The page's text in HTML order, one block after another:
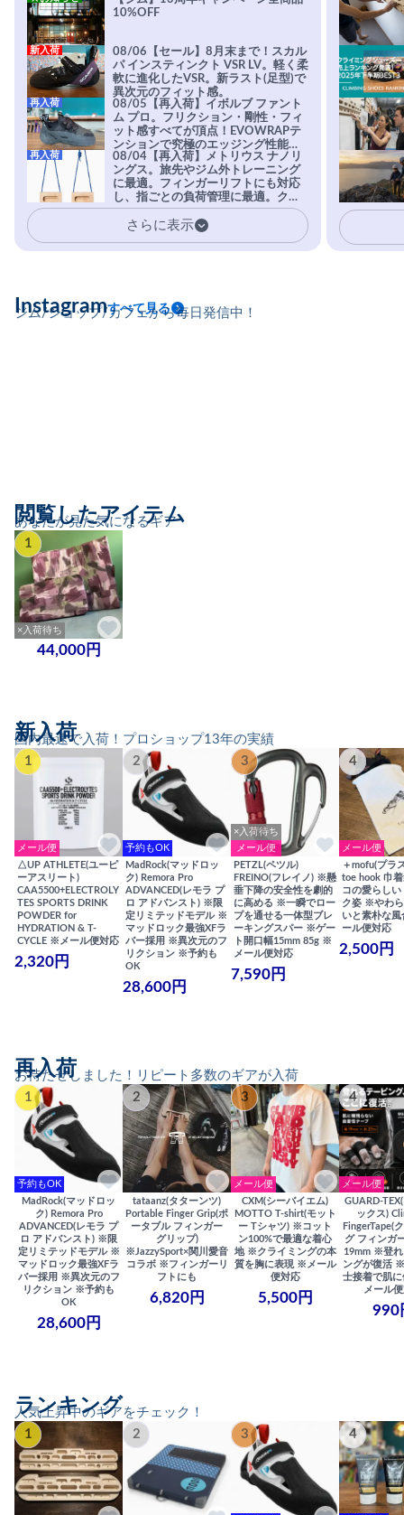
10%OFF
08/06【セール】8月末まで！スカル
パ インスティンクト VSR LV。軽く柔
軟に進化したVSR。新ラスト(足型)で
異次元のフィット感。
新入荷
08/05【再入荷】イボルブ ファント
ム プロ。フリクション・剛性・フィ
ット感すべてが頂点！EVOWRAPテ
ンションで究極のエッジング性能を
実現。進化系ラバーEvo-74はTRAX
を凌駕する粘着力で極小ホールドに
安心感。
再入荷
08/04【再入荷】メトリウス ナノリ
ングス。旅先やジム外トレーニング
に最適。フィンガーリフトにも対応
し、指ごとの負荷管理に最適。クラ
イマーの指を本気で鍛えるギア。
再入荷
さらに表示
ジム/ショップ/カフェから毎日発信中！
Instagramすべて見る
あなたが見た気になるギア
閲覧したアイテム
1
×入荷待ち
44,000円
国内最速で入荷！プロショップ13年の実績
新入荷
1
メール便
△UP ATHLETE(ユーピ
ーアスリート)
CAA5500+ELECTROLY
TES SPORTS DRINK
POWDER for
HYDRATION & T-
CYCLE ※メール便対応
2,320円
2
予約もOK
MadRock(マッドロッ
ク) Remora Pro
ADVANCED(レモラ プ
ロ アドバンスト) ※限
定リミテッドモデル ※
マッドロック最強XFラ
バー採用 ※異次元のフ
リクション ※予約も
OK
28,600円
3
×入荷待ち
メール便
PETZL(ペツル)
FREINO(フレイノ) ※懸
垂下降の安全性を劇的
に高める ※一瞬でロー
プを通せる一体型ブレ
ーキングスパー ※ゲー
ト開口幅15mm 85g ※
メール便対応
7,590円
4
メール便
＋mofu(プラ
toe hook 巾
コの愛らしい
ク姿 ※やわ
いと素朴な
ール便対応
2,500円
お待たせしました！リピート多数のギアが入荷
再入荷
1
予約もOK
MadRock(マッドロッ
ク) Remora Pro
ADVANCED(レモラ プ
ロ アドバンスト) ※限
定リミテッドモデル ※
マッドロック最強XFラ
バー採用 ※異次元のフ
リクション ※予約も
OK
28,600円
2
tataanz(タターンツ)
Portable Finger Grip(ポ
ータブル フィンガー
グリップ)
※JazzySport×関川愛音
コラボ ※フィンガーリ
フトにも
6,820円
3
メール便
CXM(シーバイエム)
MOTTO T-shirt(モット
ー Tシャツ) ※コット
ン100%で最適な着心
地 ※クライミングの本
質を胸に表現 ※メール
便対応
5,500円
4
メール便
GUARD-
ックス)
FingerTape(
グ フィンガ
19mm ※登れ
ングが復活
士接着で肌
メール
990
人気上昇中のギアをチェック！
ランキング
1 2 3 4